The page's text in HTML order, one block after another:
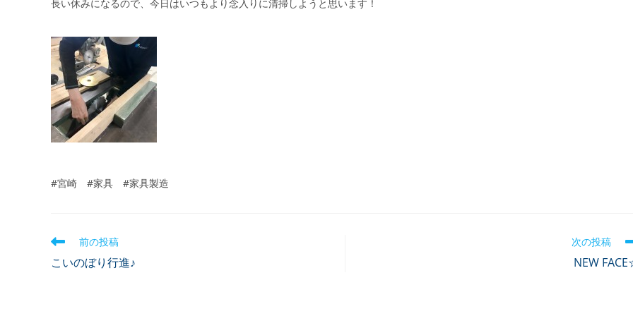
長い休みになるので、今日はいつもより念入りに清掃しようと思います！
#宮崎 #家具 #家具製造
前の投稿
こいのぼり行進♪
次の投稿
NEW